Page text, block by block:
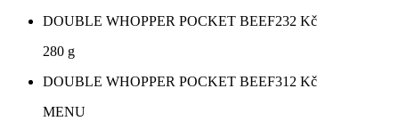
DOUBLE WHOPPER POCKET BEEF232 Kč
280 g
DOUBLE WHOPPER POCKET BEEF312 Kč
MENU